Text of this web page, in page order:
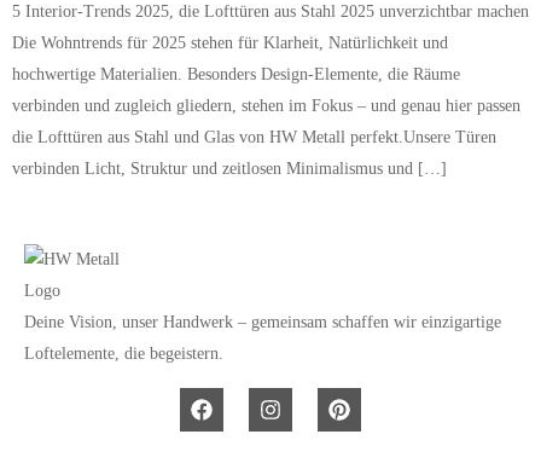
5 Interior-Trends 2025, die Lofttüren aus Stahl 2025 unverzichtbar machen
Die Wohntrends für 2025 stehen für Klarheit, Natürlichkeit und
hochwertige Materialien. Besonders Design-Elemente, die Räume
verbinden und zugleich gliedern, stehen im Fokus – und genau hier passen
die Lofttüren aus Stahl und Glas von HW Metall perfekt.Unsere Türen
verbinden Licht, Struktur und zeitlosen Minimalismus und […]
Deine Vision, unser Handwerk – gemeinsam schaffen wir einzigartige
Loftelemente, die begeistern.